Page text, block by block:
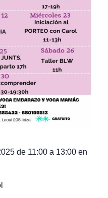
de 11:00 a 13:00 en